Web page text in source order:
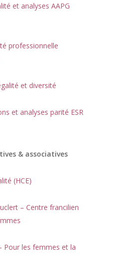
et analyses AAPG
professionnelle
et diversité
et analyses parité ESR
& associatives
(HCE)
– Centre francilien
Pour les femmes et la